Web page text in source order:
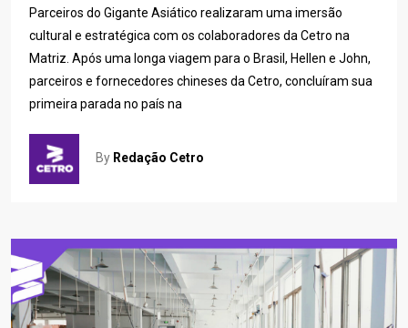
Parceiros do Gigante Asiático realizaram uma imersão
cultural e estratégica com os colaboradores da Cetro na
Matriz. Após uma longa viagem para o Brasil, Hellen e John,
parceiros e fornecedores chineses da Cetro, concluíram sua
primeira parada no país na
By Redação Cetro